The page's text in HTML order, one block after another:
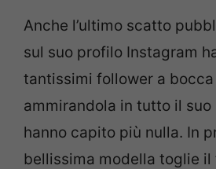
Anche l’ultimo scatto
sul suo profilo Instagram
tantissimi follower a
ammirandola in tutto il suo
hanno capito più nulla. In
bellissima modella toglie il